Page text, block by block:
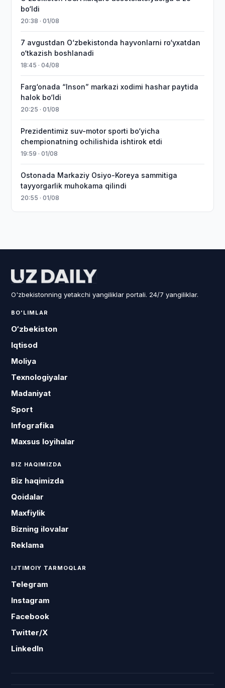
bo‘ldi
20:38 · 01/08
7 avgustdan O‘zbekistonda hayvonlarni ro‘yxatdan
o‘tkazish boshlanadi
18:45 · 04/08
Farg‘onada “Inson” markazi xodimi hashar paytida
halok bo‘ldi
20:25 · 01/08
Prezidentimiz suv-motor sporti bo‘yicha
chempionatning ochilishida ishtirok etdi
19:59 · 01/08
Ostonada Markaziy Osiyo-Koreya sammitiga
tayyorgarlik muhokama qilindi
20:55 · 01/08
O'zbekistonning yetakchi yangiliklar portali. 24/7 yangiliklar.
BO'LIMLAR
O‘zbekiston
Iqtisod
Moliya
Texnologiyalar
Madaniyat
Sport
Infografika
Maxsus loyihalar
BIZ HAQIMIZDA
Biz haqimizda
Qoidalar
Maxfiylik
Bizning ilovalar
Reklama
IJTIMOIY TARMOQLAR
Telegram
Instagram
Facebook
Twitter/X
LinkedIn